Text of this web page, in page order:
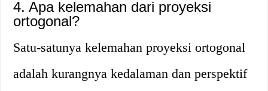
4. Apa kelemahan dari proyeksi
ortogonal?
Satu-satunya kelemahan proyeksi ortogonal
adalah kurangnya kedalaman dan perspektif